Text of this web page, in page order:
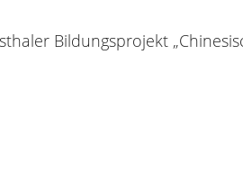
Bildungsprojekt